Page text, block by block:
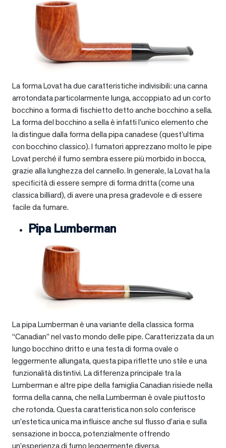
La forma Lovat ha due caratteristiche indivisibili: una canna
arrotondata particolarmente lunga, accoppiato ad un corto
bocchino a forma di fischietto detto anche bocchino a sella.
La forma del bocchino a sella è infatti l’unico elemento che
la distingue dalla forma della pipa canadese (quest’ultima
con bocchino classico). I fumatori apprezzano molto le pipe
Lovat perché il fumo sembra essere più morbido in bocca,
grazie alla lunghezza del cannello. In generale, la Lovat ha la
specificità di essere sempre di forma dritta (come una
classica billiard), di avere una presa gradevole e di essere
facile da fumare.
Pipa Lumberman
La pipa Lumberman è una variante della classica forma
“Canadian” nel vasto mondo delle pipe. Caratterizzata da un
lungo bocchino dritto e una testa di forma ovale o
leggermente allungata, questa pipa riflette uno stile e una
funzionalità distintivi. La differenza principale tra la
Lumberman e altre pipe della famiglia Canadian risiede nella
forma della canna, che nella Lumberman è ovale piuttosto
che rotonda. Questa caratteristica non solo conferisce
un’estetica unica ma influisce anche sul flusso d’aria e sulla
sensazione in bocca, potenzialmente offrendo
un’esperienza di fumo leggermente diversa.